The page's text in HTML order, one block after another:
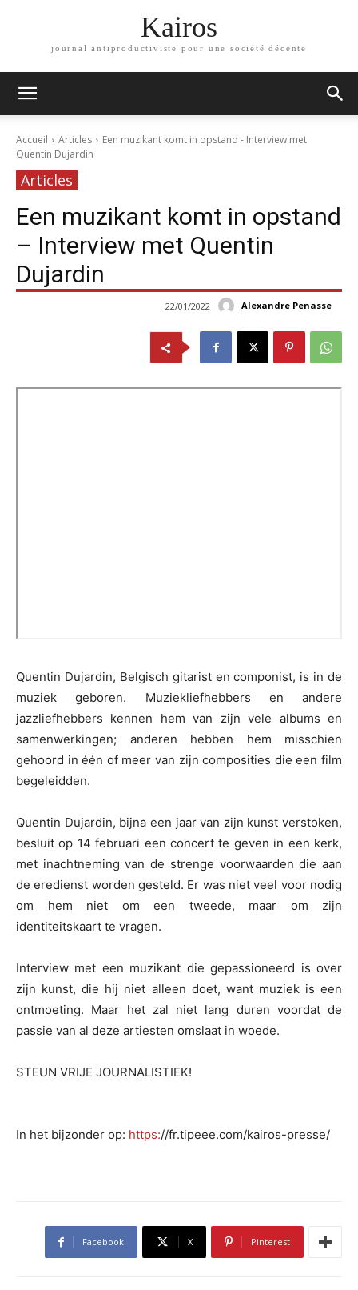
Kairos
journal antiproductiviste pour une société décente
Accueil Articles
Een muzikant komt in opstand - Interview met
Quentin Dujardin
Articles
Een muzikant komt in opstand
– Interview met Quentin
Dujardin
Alexandre Penasse
22/01/2022
Quentin Dujardin, Belgisch gitarist en componist, is in de
muziek geboren. Muziekliefhebbers en andere
jazzliefhebbers kennen hem van zijn vele albums en
samenwerkingen; anderen hebben hem misschien
gehoord in één of meer van zijn composities die een film
begeleidden.
Quentin Dujardin, bijna een jaar van zijn kunst verstoken,
besluit op 14 februari een concert te geven in een kerk,
met inachtneming van de strenge voorwaarden die aan
de eredienst worden gesteld. Er was niet veel voor nodig
om hem niet om een tweede, maar om zijn
identiteitskaart te vragen.
Interview met een muzikant die gepassioneerd is over
zijn kunst, die hij niet alleen doet, want muziek is een
ontmoeting. Maar het zal niet lang duren voordat de
passie van al deze artiesten omslaat in woede.
STEUN VRIJE JOURNALISTIEK!
In het bijzonder op: https://fr.tipeee.com/kairos-presse/
Facebook X Pinterest